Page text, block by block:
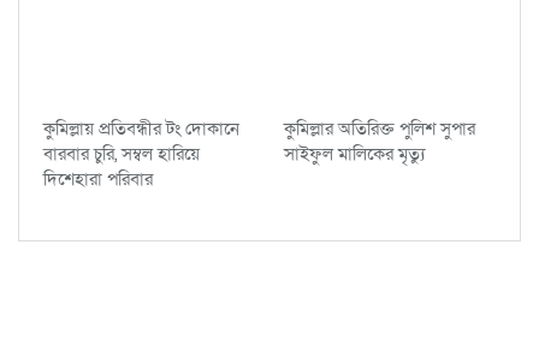
কুমিল্লায় প্রতিবন্ধীর টং দোকানে
বারবার চুরি, সম্বল হারিয়ে
দিশেহারা পরিবার
কুমিল্লার অতিরিক্ত পুলিশ সুপার
সাইফুল মালিকের মৃত্যু